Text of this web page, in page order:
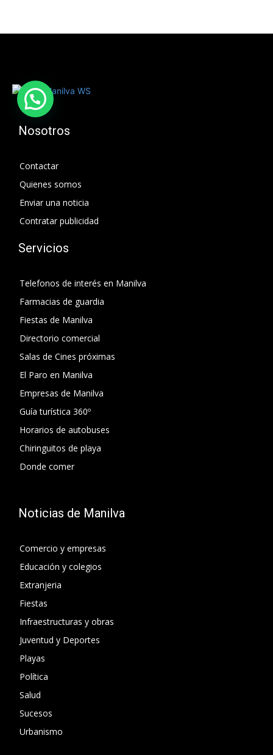
Nosotros
Contactar
Quienes somos
Enviar una noticia
Contratar publicidad
Servicios
Telefonos de interés en Manilva
Farmacias de guardia
Fiestas de Manilva
Directorio comercial
Salas de Cines próximas
El Paro en Manilva
Empresas de Manilva
Guía turística 360º
Horarios de autobuses
Chiringuitos de playa
Donde comer
Noticias de Manilva
Comercio y empresas
Educación y colegios
Extranjeria
Fiestas
Infraestructuras y obras
Juventud y Deportes
Playas
Política
Salud
Sucesos
Urbanismo